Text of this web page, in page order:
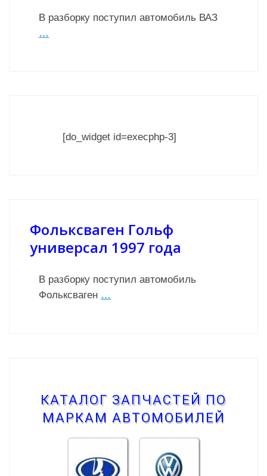
В разборку поступил автомобиль ВАЗ
…
[do_widget id=execphp-3]
Фольксваген Гольф
универсал 1997 года
В разборку поступил автомобиль
Фольксваген …
КАТАЛОГ ЗАПЧАСТЕЙ ПО
МАРКАМ АВТОМОБИЛЕЙ